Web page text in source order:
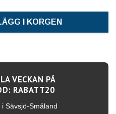
I KORGEN
VECKAN PÅ
RABATT20
Sävsjö-Småland